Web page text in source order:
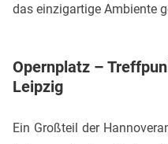
das einzigartige Ambiente
Opernplatz –
Leipzig
Ein Großteil der